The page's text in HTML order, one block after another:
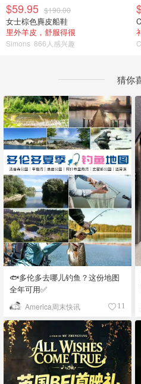
$59.95 $190.00
女士棕色麂皮船鞋
里外羊皮，舒服得很
Simons 866人感兴趣
猜你
🐟多伦多去哪儿钓鱼？这份地图
全年可用✅
America周末快讯 11